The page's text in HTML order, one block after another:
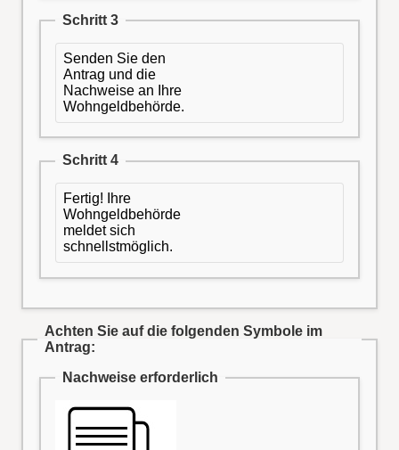
Schritt 3
Senden Sie den
Antrag und die
Nachweise an Ihre
Wohngeldbehörde.
Schritt 4
Fertig! Ihre
Wohngeldbehörde
meldet sich
schnellstmöglich.
Achten Sie auf die folgenden Symbole im
Antrag:
Nachweise erforderlich